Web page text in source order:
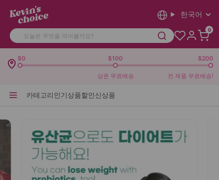
한국어
0
카테고리인기상품할인신상품
$0 $100 $200
상온 무료배송 전 제품 무료배송!